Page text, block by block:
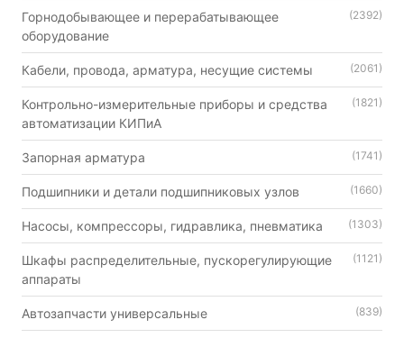
Горнодобывающее и перерабатывающее
оборудование
(2392)
Кабели, провода, арматура, несущие системы (2061)
Контрольно-измерительные приборы и средства
автоматизации КИПиА
(1821)
Запорная арматура (1741)
Подшипники и детали подшипниковых узлов (1660)
Насосы, компрессоры, гидравлика, пневматика (1303)
Шкафы распределительные, пускорегулирующие
аппараты
(1121)
Автозапчасти универсальные (839)